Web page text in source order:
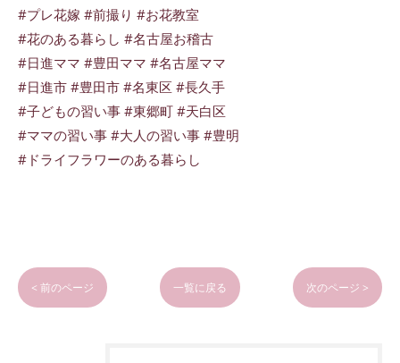
#プレ花嫁 #前撮り #お花教室
#花のある暮らし #名古屋お稽古
#日進ママ #豊田ママ #名古屋ママ
#日進市 #豊田市 #名東区 #長久手
#子どもの習い事 #東郷町 #天白区
#ママの習い事 #大人の習い事 #豊明
#ドライフラワーのある暮らし
< 前のページ 一覧に戻る 次のページ >